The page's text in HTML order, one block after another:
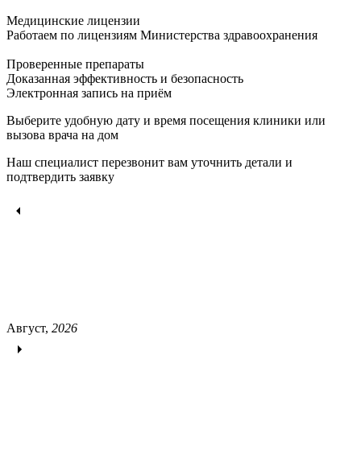
Медицинские лицензии
Работаем по лицензиям Министерства здравоохранения
Проверенные препараты
Доказанная эффективность и безопасность
Электронная запись на приём
Выберите удобную дату и время посещения клиники или
вызова врача на дом
Наш специалист перезвонит вам уточнить детали и
подтвердить заявку
Август, 2026